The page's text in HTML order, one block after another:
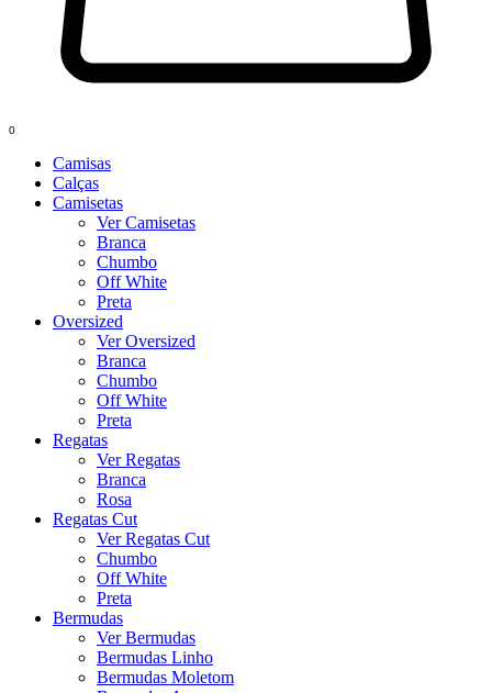
0
Camisas
Calças
Camisetas
Ver Camisetas
Branca
Chumbo
Off White
Preta
Oversized
Ver Oversized
Branca
Chumbo
Off White
Preta
Regatas
Ver Regatas
Branca
Rosa
Regatas Cut
Ver Regatas Cut
Chumbo
Off White
Preta
Bermudas
Ver Bermudas
Bermudas Linho
Bermudas Moletom